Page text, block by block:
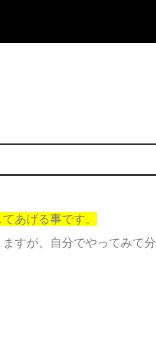
あげる事です。
すが、自分でやってみて分